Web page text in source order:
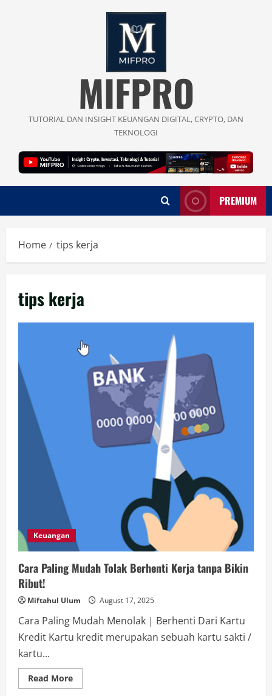
MIFPRO
TUTORIAL DAN INSIGHT KEUANGAN DIGITAL, CRYPTO, DAN
TEKNOLOGI
PREMIUM
Home tips kerja
tips kerja
Keuangan
Cara Paling Mudah Tolak Berhenti Kerja tanpa Bikin
Ribut!
Miftahul Ulum August 17, 2025
Cara Paling Mudah Menolak | Berhenti Dari Kartu
Kredit Kartu kredit merupakan sebuah kartu sakti /
kartu...
Read MoreRead
more